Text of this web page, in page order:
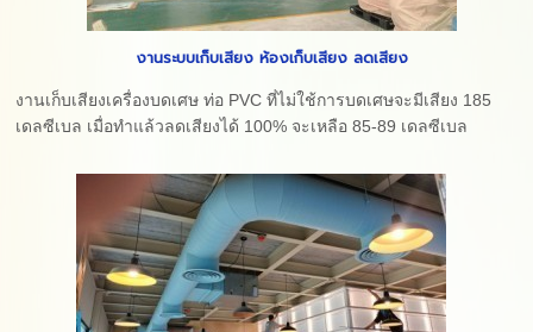
งานระบบเก็บเสียง ห้องเก็บเสียง ลดเสียง
งานเก็บเสียงเครื่องบดเศษ ท่อ PVC ที่ไม่ใช้การบดเศษจะมีเสียง 185
เดลซีเบล เมื่อทำแล้วลดเสียงได้ 100% จะเหลือ 85-89 เดลซีเบล